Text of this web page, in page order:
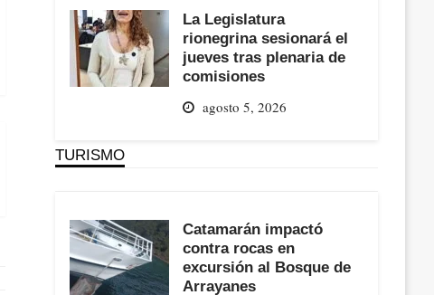
La Legislatura
rionegrina sesionará el
jueves tras plenaria de
comisiones
agosto 5, 2026
TURISMO
Catamarán impactó
contra rocas en
excursión al Bosque de
Arrayanes